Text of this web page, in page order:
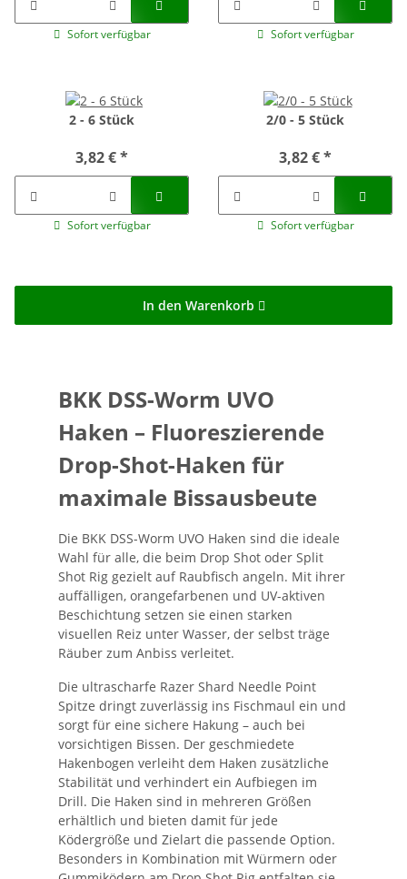
Sofort verfügbar Sofort verfügbar
2 - 6 Stück
3,82 €*
Sofort verfügbar
2/0 - 5 Stück
3,82 €*
Sofort verfügbar
In den Warenkorb
BKK DSS-Worm UVO
Haken – Fluoreszierende
Drop-Shot-Haken für
maximale Bissausbeute
Die BKK DSS-Worm UVO Haken sind die ideale
Wahl für alle, die beim Drop Shot oder Split
Shot Rig gezielt auf Raubfisch angeln. Mit ihrer
auffälligen, orangefarbenen und UV-aktiven
Beschichtung setzen sie einen starken
visuellen Reiz unter Wasser, der selbst träge
Räuber zum Anbiss verleitet.
Die ultrascharfe Razer Shard Needle Point
Spitze dringt zuverlässig ins Fischmaul ein und
sorgt für eine sichere Hakung – auch bei
vorsichtigen Bissen. Der geschmiedete
Hakenbogen verleiht dem Haken zusätzliche
Stabilität und verhindert ein Aufbiegen im
Drill. Die Haken sind in mehreren Größen
erhältlich und bieten damit für jede
Ködergröße und Zielart die passende Option.
Besonders in Kombination mit Würmern oder